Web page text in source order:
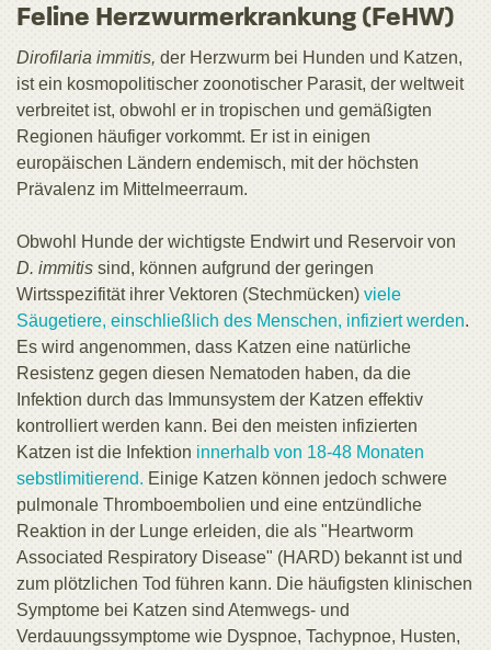
Feline Herzwurmerkrankung (FeHW)
Dirofilaria immitis, der Herzwurm bei Hunden und Katzen,
ist ein kosmopolitischer zoonotischer Parasit, der weltweit
verbreitet ist, obwohl er in tropischen und gemäßigten
Regionen häufiger vorkommt. Er ist in einigen
europäischen Ländern endemisch, mit der höchsten
Prävalenz im Mittelmeerraum.
Obwohl Hunde der wichtigste Endwirt und Reservoir von
D. immitis sind, können aufgrund der geringen
Wirtsspezifität ihrer Vektoren (Stechmücken) viele
Säugetiere, einschließlich des Menschen, infiziert werden.
Es wird angenommen, dass Katzen eine natürliche
Resistenz gegen diesen Nematoden haben, da die
Infektion durch das Immunsystem der Katzen effektiv
kontrolliert werden kann. Bei den meisten infizierten
Katzen ist die Infektion innerhalb von 18-48 Monaten
sebstlimitierend. Einige Katzen können jedoch schwere
pulmonale Thromboembolien und eine entzündliche
Reaktion in der Lunge erleiden, die als "Heartworm
Associated Respiratory Disease" (HARD) bekannt ist und
zum plötzlichen Tod führen kann. Die häufigsten klinischen
Symptome bei Katzen sind Atemwegs- und
Verdauungssymptome wie Dyspnoe, Tachypnoe, Husten,